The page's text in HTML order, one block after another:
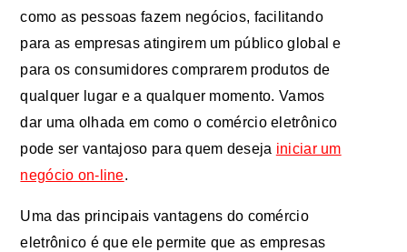
como as pessoas fazem negócios, facilitando
para as empresas atingirem um público global e
para os consumidores comprarem produtos de
qualquer lugar e a qualquer momento. Vamos
dar uma olhada em como o comércio eletrônico
pode ser vantajoso para quem deseja iniciar um
negócio on-line.
Uma das principais vantagens do comércio
eletrônico é que ele permite que as empresas